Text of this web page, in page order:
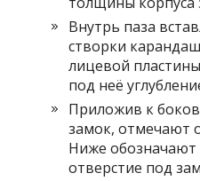
Внутрь паза
створки
лицевой
под неё
Приложив к
замок, отмечают
Ниже
отверстие под